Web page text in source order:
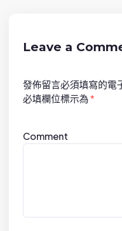
Leave a
發佈留言必須填寫的電
必填欄位標示為*
Comment